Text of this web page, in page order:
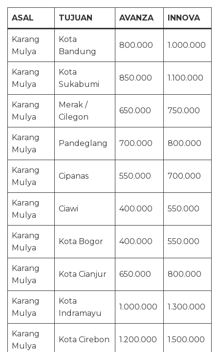
ASAL TUJUAN AVANZA INNOVA
Karang
Mulya
Kota
Bandung
800.000 1.000.000
Karang
Mulya
Kota
Sukabumi
850.000 1.100.000
Karang
Mulya
Merak /
Cilegon
650.000 750.000
Karang
Mulya
Pandeglang 700.000 800.000
Karang
Mulya
Cipanas 550.000 700.000
Karang
Mulya
Ciawi 400.000 550.000
Karang
Mulya
Kota Bogor 400.000 550.000
Karang
Mulya
Kota Cianjur 650.000 800.000
Karang
Mulya
Kota
Indramayu
1.000.000 1.300.000
Karang
Mulya
Kota Cirebon 1.200.000 1.500.000